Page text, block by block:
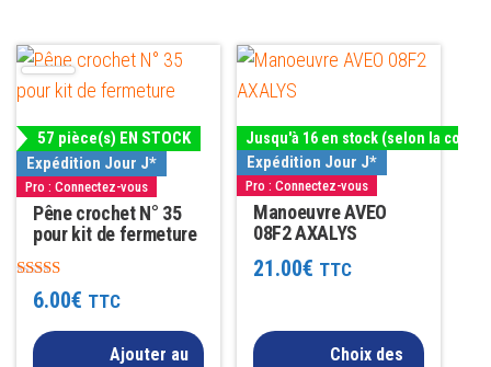
57 pièce(s) EN STOCK
Expédition Jour J*
Pro : Connectez-vous
Pêne crochet N° 35
pour kit de fermeture
Note
5.00
6.00€ TTC
Ajouter au
Jusqu'à 16 en stock (selon la
Expédition Jour J*
Pro : Connectez-vous
Manoeuvre AVEO
08F2 AXALYS
21.00€ TTC
Choix des
Ce
produit
a
plusieurs
variations.
Les
options
peuvent
choisies